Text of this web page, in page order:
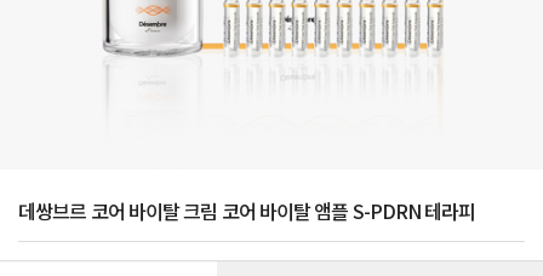
데쌍브르 코어 바이탈 크림 코어 바이탈 앰플 S-PDRN 테라피